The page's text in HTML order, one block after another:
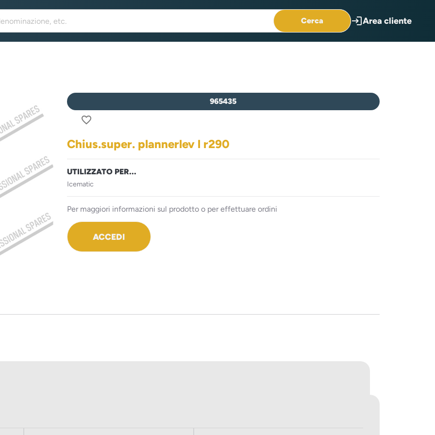
Cerca loginArea cliente
965435
favorite_border
Chius.super. plannerlev l r290
UTILIZZATO PER...
Icematic
Per maggiori informazioni sul prodotto o per effettuare ordini
ACCEDI